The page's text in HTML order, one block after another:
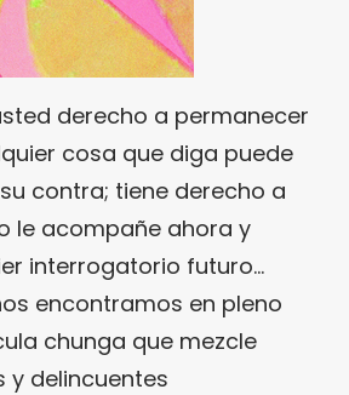
derecho a permanecer
cosa que diga puede
contra; tiene derecho a
le acompañe ahora y
interrogatorio futuro…
encontramos en pleno
chunga que mezcle
y delincuentes